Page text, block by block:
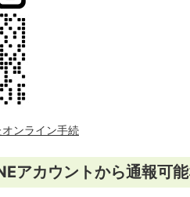
ンライン手続
アカウントから通報可